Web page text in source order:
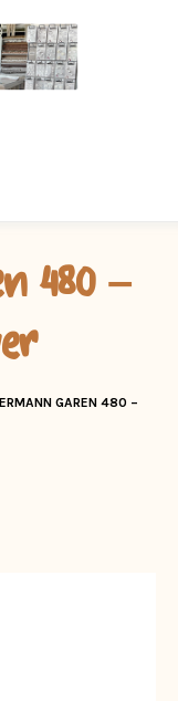
480 –
GAREN 480 –